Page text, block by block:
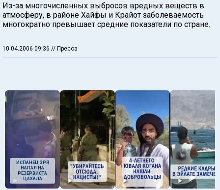
Из-за многочисленных выбросов вредных веществ в
атмосферу, в районе Хайфы и Крайот заболеваемость
многократно превышает средние показатели по стране.
10.04.2006 09:36 // Пресса
ИСПАНЕЦ ЗРЯ
НАПАЛ НА
РЕЗЕРВИСТА
ЦАХАЛА